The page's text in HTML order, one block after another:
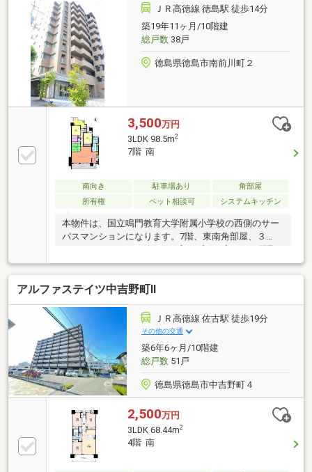
に優れた二重床．二重天井構造♪◆大切なペットとお
住まいになれるペット共生型マンション！◇住宅瑕疵
保険２年間付保につき、住んでからも安心♪
ＪＲ高徳線 徳島駅 徒歩14分
築19年11ヶ月/10階建
総戸数38戸
徳島県徳島市南前川町２
3,500万円
3LDK 98.5m2
7階 南
南向き 駐車場あり
角部屋
所有権
ペット相談可 システムキッチン
本物件は、国立鳴門教育大学附属小学校の西側のサー
パスマンションになります。7階、東南角部屋、３
りです）。バルコニーからは城山を望み、眼下には附
属小学校のグランドが見えます。室内は、落ち着きの
ある色調で統一されています。キッチン、サニタリ
ー、浴室が一直線に配置された家事動線に配慮された
間取り。キッチンには、食器棚が設置されていて大変
便利です。メインバルコニー（南側）は、隣住戸とは
独立したプランベート空間。【周辺施設】・教育：附
属小学校176ｍ（徒歩3分）、助任小学校595ｍ（徒歩8
分）、徳島中学校236ｍ（徒歩4分）
アルファステイツ中吉野町Ⅱ
ＪＲ高徳線 佐古駅 徒歩19分
その他の交通
築6年6ヶ月/10階建
総戸数51戸
徳島県徳島市中吉野町４
2,500万円
3LDK 68.44m2
4階 南